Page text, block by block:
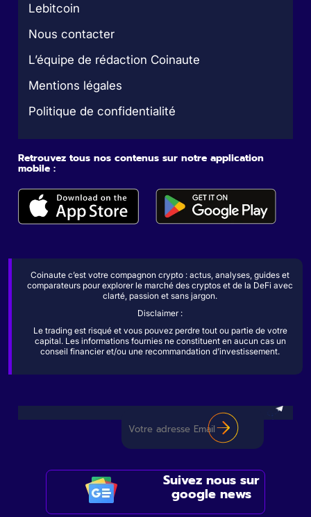
Lebitcoin
Nous contacter
L’équipe de rédaction Coinaute
Mentions légales
Politique de confidentialité
Retrouvez tous nos contenus sur notre application
mobile :
Coinaute c’est votre compagnon crypto : actus, analyses, guides et
comparateurs pour explorer le marché des cryptos et de la DeFi avec
clarté, passion et sans jargon.
Disclaimer :
Le trading est risqué et vous pouvez perdre tout ou partie de votre
capital. Les informations fournies ne constituent en aucun cas un
conseil financier et/ou une recommandation d’investissement.
Suivez nous sur
google news